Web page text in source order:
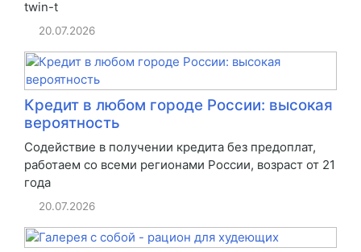
twin-t
20.07.2026
Кредит в любом городе России: высокая
вероятность
Содействие в получении кредита без предоплат,
работаем со всеми регионами России, возраст от 21
года
20.07.2026